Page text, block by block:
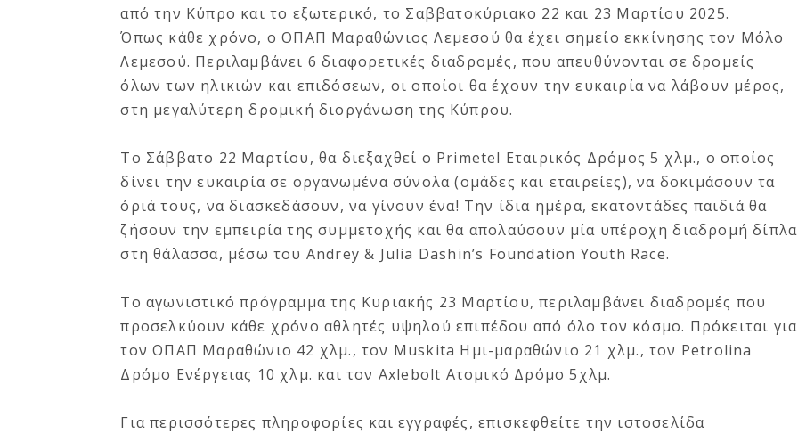
από την Κύπρο και το εξωτερικό, το Σαββατοκύριακο 22 και 23 Μαρτίου 2025.
Όπως κάθε χρόνο, ο ΟΠΑΠ Μαραθώνιος Λεμεσού θα έχει σημείο εκκίνησης τον Μόλο
Λεμεσού. Περιλαμβάνει 6 διαφορετικές διαδρομές, που απευθύνονται σε δρομείς
όλων των ηλικιών και επιδόσεων, οι οποίοι θα έχουν την ευκαιρία να λάβουν μέρος,
στη μεγαλύτερη δρομική διοργάνωση της Κύπρου.
Το Σάββατο 22 Μαρτίου, θα διεξαχθεί ο Primetel Εταιρικός Δρόμος 5 χλμ., ο οποίος
δίνει την ευκαιρία σε οργανωμένα σύνολα (ομάδες και εταιρείες), να δοκιμάσουν τα
όριά τους, να διασκεδάσουν, να γίνουν ένα! Την ίδια ημέρα, εκατοντάδες παιδιά θα
ζήσουν την εμπειρία της συμμετοχής και θα απολαύσουν μία υπέροχη διαδρομή δίπλα
στη θάλασσα, μέσω του Andrey & Julia Dashin’s Foundation Youth Race.
Το αγωνιστικό πρόγραμμα της Κυριακής 23 Μαρτίου, περιλαμβάνει διαδρομές που
προσελκύουν κάθε χρόνο αθλητές υψηλού επιπέδου από όλο τον κόσμο. Πρόκειται για
τον ΟΠΑΠ Μαραθώνιο 42 χλμ., τον Muskita Ημι-μαραθώνιο 21 χλμ., τον Petrolina
Δρόμο Ενέργειας 10 χλμ. και τον Axlebolt Ατομικό Δρόμο 5χλμ.
Για περισσότερες πληροφορίες και εγγραφές, επισκεφθείτε την ιστοσελίδα